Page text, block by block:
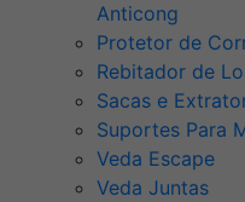
Anticong
Protetor de
Rebitador de
Sacas e
Suportes Para
Veda Escape
Veda Juntas